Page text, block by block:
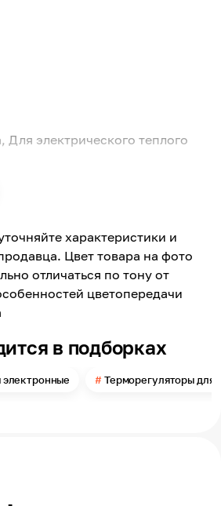
Для электрического теплого
характеристики и
Цвет товара на фото
отличаться по тону от
цветопередачи
в подборках
Терморегуляторы для